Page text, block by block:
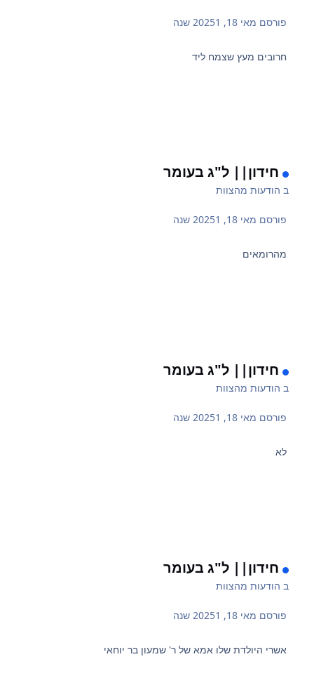
פורסם מאי 18, 2025 1 שנה
חרובים מעץ שצמח ליד
חידון|| ל"ג בעומר
ב הודעות מהצוות
פורסם מאי 18, 2025 1 שנה
מהרומאים
חידון|| ל"ג בעומר
ב הודעות מהצוות
פורסם מאי 18, 2025 1 שנה
לא
חידון|| ל"ג בעומר
ב הודעות מהצוות
פורסם מאי 18, 2025 1 שנה
אשרי היולדת שלו אמא של ר' שמעון בר יוחאי